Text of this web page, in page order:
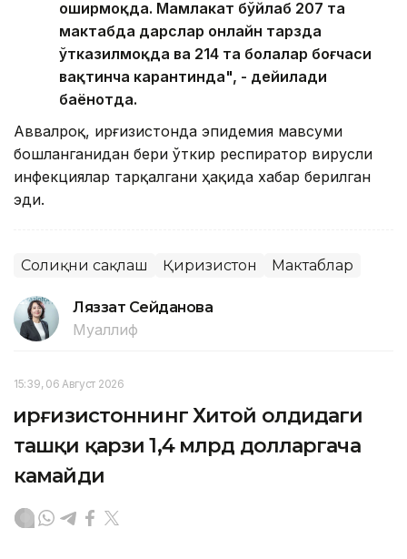
оширмоқда. Мамлакат бўйлаб 207 та
мактабда дарслар онлайн тарзда
ўтказилмоқда ва 214 та болалар боғчаси
вақтинча карантинда", - дейилади
баёнотда.
Аввалроқ, Қирғизистонда эпидемия мавсуми
бошланганидан бери ўткир респиратор вирусли
инфекциялар тарқалгани ҳақида хабар берилган
эди.
Соғлиқни сақлаш Қирғизистон Мактаблар
Ляззат Сейданова
Муаллиф
15:39, 06 Август 2026
Қирғизистоннинг Хитой олдидаги
ташқи қарзи 1,4 млрд долларгача
камайди